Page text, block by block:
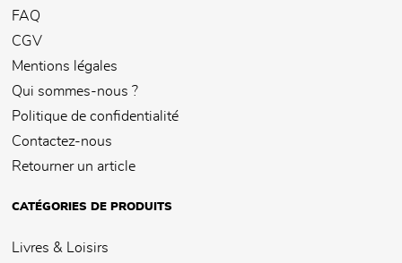
FAQ
CGV
Mentions légales
Qui sommes-nous ?
Politique de confidentialité
Contactez-nous
Retourner un article
CATÉGORIES DE PRODUITS
Livres & Loisirs